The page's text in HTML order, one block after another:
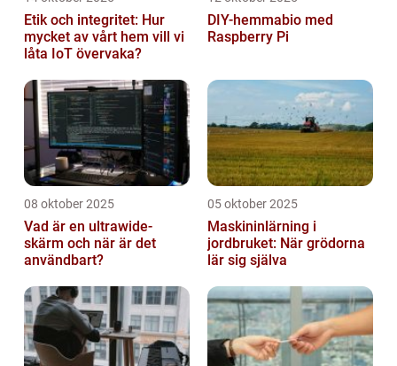
Etik och integritet: Hur
mycket av vårt hem vill vi
låta IoT övervaka?
DIY-hemmabio med
Raspberry Pi
08 oktober 2025
Vad är en ultrawide-
skärm och när är det
användbart?
05 oktober 2025
Maskininlärning i
jordbruket: När grödorna
lär sig själva